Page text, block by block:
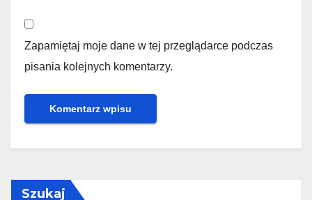
Zapamiętaj moje dane w tej przeglądarce podczas
pisania kolejnych komentarzy.
Szukaj